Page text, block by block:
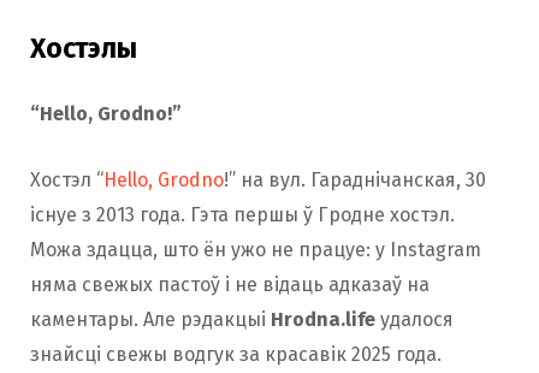
Хостэлы
“Hello, Grodno!”
Хостэл “Hello, Grodno!” на вул. Гараднічанская, 30
існуе з 2013 года. Гэта першы ў Гродне хостэл.
Можа здацца, што ён ужо не працуе: у Instagram
няма свежых пастоў і не відаць адказаў на
каментары. Але рэдакцыі Hrodna.life удалося
знайсці свежы водгук за красавік 2025 года.